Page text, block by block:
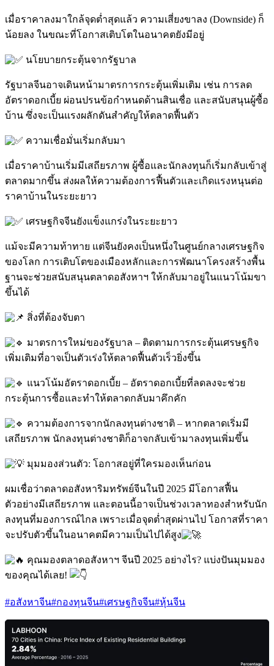
เมื่อราคาลงมาใกล้จุดต่ำสุดแล้ว ความเสี่ยงขาลง (Downside) ก็
น้อยลง ในขณะที่โอกาสเติบโตในอนาคตยังมีอยู่
นโยบายกระตุ้นจากรัฐบาล
รัฐบาลจีนอาจเดินหน้ามาตรการกระตุ้นเพิ่มเติม เช่น การลด
อัตราดอกเบี้ย ผ่อนปรนข้อกำหนดด้านสินเชื่อ และสนับสนุนผู้ซื้อ
บ้าน ซึ่งจะเป็นแรงผลักดันสำคัญให้ตลาดฟื้นตัว
ความเชื่อมั่นเริ่มกลับมา
เมื่อราคาบ้านเริ่มมีเสถียรภาพ ผู้ซื้อและนักลงทุนก็เริ่มกลับเข้าสู่
ตลาดมากขึ้น ส่งผลให้ความต้องการฟื้นตัวและเกิดแรงหนุนต่อ
ราคาบ้านในระยะยาว
เศรษฐกิจจีนยังแข็งแกร่งในระยะยาว
แม้จะมีความท้าทาย แต่จีนยังคงเป็นหนึ่งในศูนย์กลางเศรษฐกิจ
ของโลก การเติบโตของเมืองหลักและการพัฒนาโครงสร้างพื้น
ฐานจะช่วยสนับสนุนตลาดอสังหาฯ ให้กลับมาอยู่ในแนวโน้มขา
ขึ้นได้
สิ่งที่ต้องจับตา
มาตรการใหม่ของรัฐบาล – ติดตามการกระตุ้นเศรษฐกิจ
เพิ่มเติมที่อาจเป็นตัวเร่งให้ตลาดฟื้นตัวเร็วยิ่งขึ้น
แนวโน้มอัตราดอกเบี้ย – อัตราดอกเบี้ยที่ลดลงจะช่วย
กระตุ้นการซื้อและทำให้ตลาดกลับมาคึกคัก
ความต้องการจากนักลงทุนต่างชาติ – หากตลาดเริ่มมี
เสถียรภาพ นักลงทุนต่างชาติก็อาจกลับเข้ามาลงทุนเพิ่มขึ้น
มุมมองส่วนตัว: โอกาสอยู่ที่ใครมองเห็นก่อน
ผมเชื่อว่าตลาดอสังหาริมทรัพย์จีนในปี 2025 มีโอกาสฟื้น
ตัวอย่างมีเสถียรภาพ และตอนนี้อาจเป็นช่วงเวลาทองสำหรับนัก
ลงทุนที่มองการณ์ไกล เพราะเมื่อจุดต่ำสุดผ่านไป โอกาสที่ราคา
จะปรับตัวขึ้นในอนาคตมีความเป็นไปได้สูง
คุณมองตลาดอสังหาฯ จีนปี 2025 อย่างไร? แบ่งปันมุมมอง
ของคุณได้เลย!
#อสังหาจีน#กองทุนจีน#เศรษฐกิจจีน#หุ้นจีน